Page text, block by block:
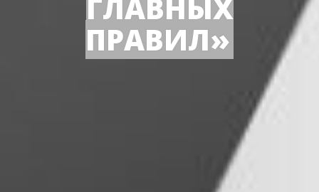
ГЛАВНЫХ
ПРАВИЛ»